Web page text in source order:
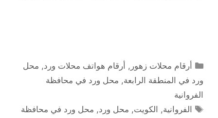
التصنيفات
أرقام محلات زهور , أرقام هواتف محلات ورد, محل
ورد في المنطقة الرابعة, محل ورد في محافظة
الفروانية
الوسوم
الفروانية, الكويت, محل ورد, محل ورد في محافظة